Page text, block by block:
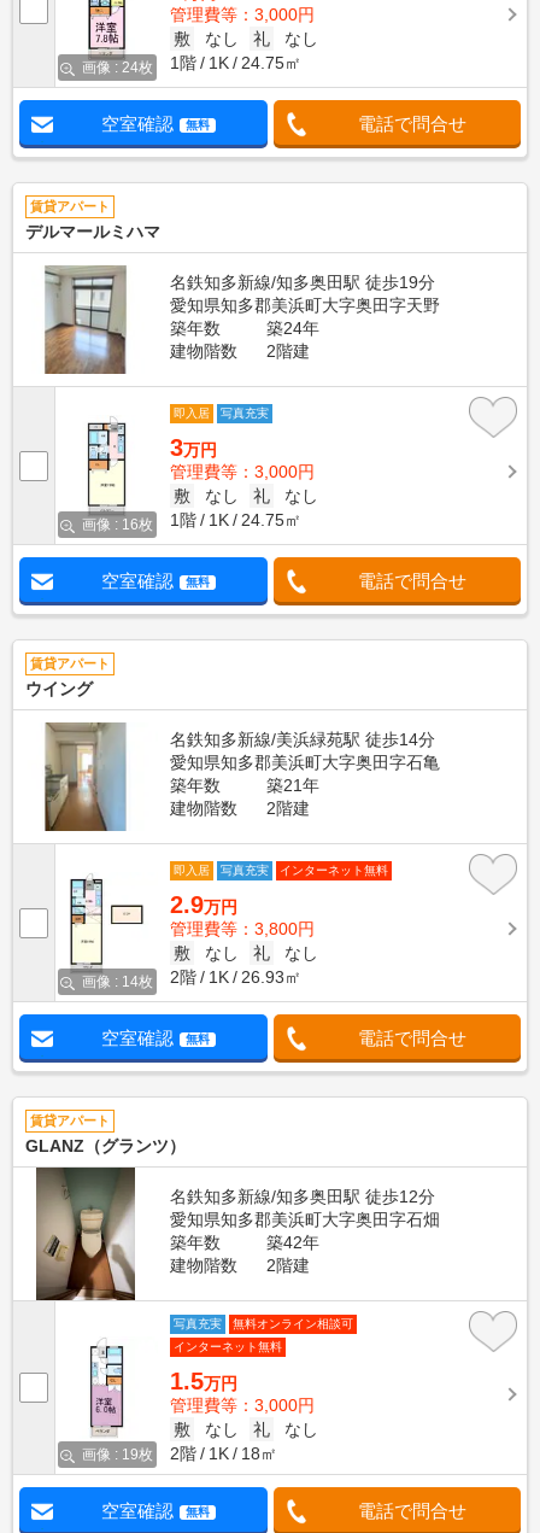
画像 : 24枚
管理費等：3,000円
敷
なし 礼
なし
1階
1K 24.75㎡
空室確認 無料 電話で問合せ
賃貸アパート
デルマールミハマ
名鉄知多新線/知多奥田駅 徒歩19分
愛知県知多郡美浜町大字奥田字天野
築年数
築24年
建物階数
2階建
画像 : 16枚
即入居 写真充実
3万円
管理費等：3,000円
敷
なし 礼
なし
1階
1K 24.75㎡
空室確認 無料 電話で問合せ
賃貸アパート
ウイング
名鉄知多新線/美浜緑苑駅 徒歩14分
愛知県知多郡美浜町大字奥田字石亀
築年数
築21年
建物階数
2階建
画像 : 14枚
即入居 写真充実 インターネット無料
2.9万円
管理費等：3,800円
敷
なし 礼
なし
2階
1K 26.93㎡
空室確認 無料 電話で問合せ
賃貸アパート
GLANZ（グランツ）
名鉄知多新線/知多奥田駅 徒歩12分
愛知県知多郡美浜町大字奥田字石畑
築年数
築42年
建物階数
2階建
画像 : 19枚
写真充実
無料オンライン相談可
インターネット無料
1.5万円
管理費等：3,000円
敷
なし 礼
なし
2階
1K 18㎡
空室確認 無料 電話で問合せ